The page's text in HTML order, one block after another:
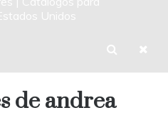
Unidos
de andrea